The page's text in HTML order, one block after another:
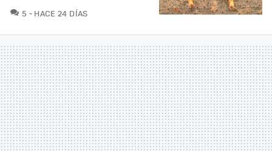
5 COMENTARIOS
HACE 24 DÍAS